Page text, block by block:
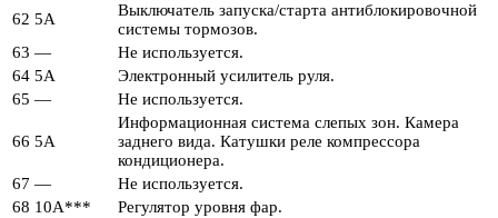
62 5А
Выключатель запуска/старта антиблокировочной
системы тормозов.
63 —
Не используется.
64 5А
Электронный усилитель руля.
65 — Не используется.
66 5А
Информационная система слепых зон. Камера
заднего вида. Катушки реле компрессора
кондиционера.
67 —
Не используется.
68 10А***
Регулятор уровня фар.